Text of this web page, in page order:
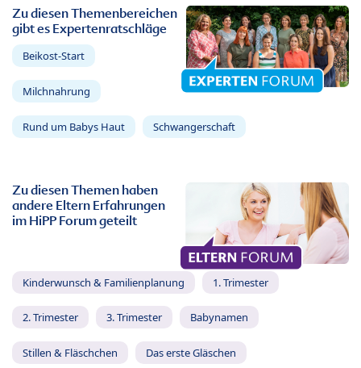
Zu diesen Themenbereichen
gibt es Expertenratschläge
Beikost-Start
Milchnahrung
Rund um Babys Haut Schwangerschaft
Zu diesen Themen haben
andere Eltern Erfahrungen
im HiPP Forum geteilt
Kinderwunsch & Familienplanung 1. Trimester
2. Trimester 3. Trimester Babynamen
Stillen & Fläschchen Das erste Gläschen